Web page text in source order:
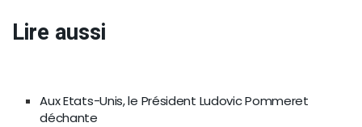
Lire aussi
Aux Etats-Unis, le Président Ludovic Pommeret
déchante